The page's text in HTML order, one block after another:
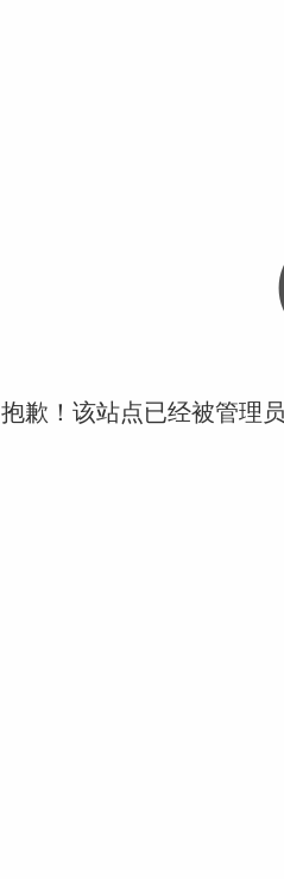
抱歉！该站点已经被管理